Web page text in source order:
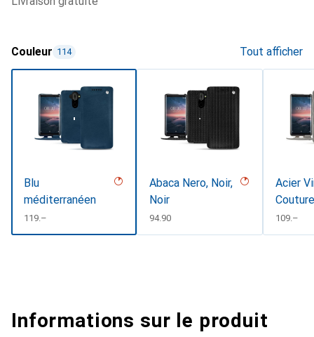
Couleur 114 Tout afficher
Blu
méditerranéen
CHF
119.–
Abaca Nero, Noir,
Noir
CHF
94.90
Acier
Couture
CHF
109.–
Informations sur le produit